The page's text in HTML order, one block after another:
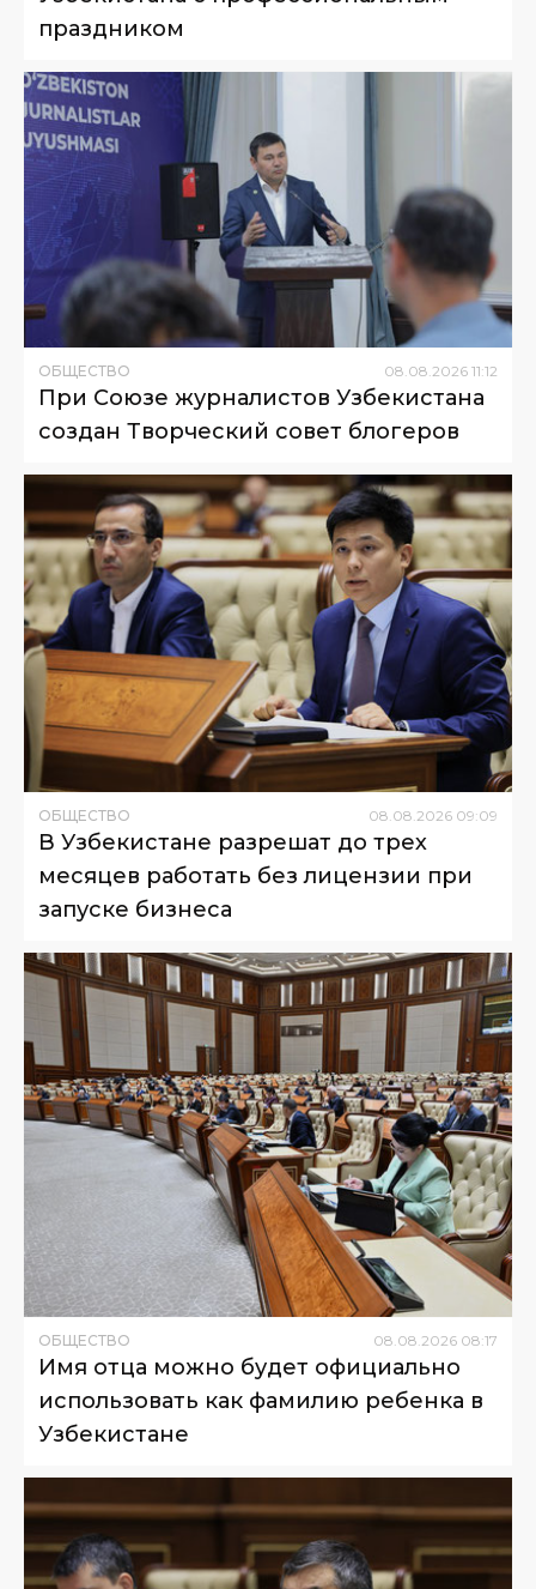
праздником
ОБЩЕСТВО 08 08 2026 11:12
При Союзе журналистов Узбекистана
создан Творческий совет блогеров
ОБЩЕСТВО 08 08 2026 09:09
В Узбекистане разрешат до трех
месяцев работать без лицензии при
запуске бизнеса
ОБЩЕСТВО 08 08 2026 08:17
Имя отца можно будет официально
использовать как фамилию ребенка в
Узбекистане